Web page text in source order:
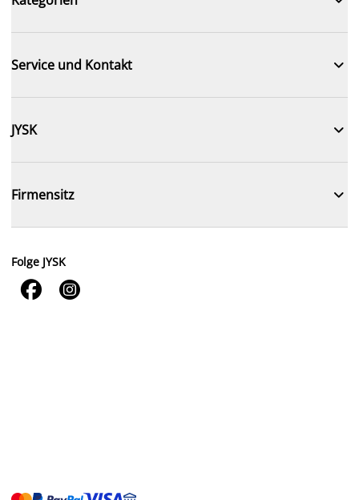
Service und Kontakt 
JYSK 
Firmensitz 
Folge JYSK
 